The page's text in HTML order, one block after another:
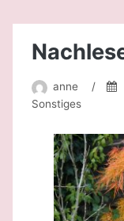
anne /
Sonstiges